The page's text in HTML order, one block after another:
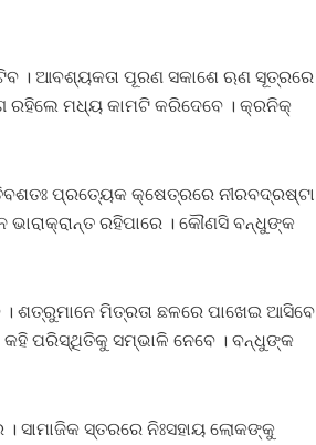
। ଆବଶ୍ୟକତା ପୂରଣ ସକାଶେ ଋଣ ସୂତ୍ରରେ
ରହିଲେ ମଧ୍ୟ କାମଟି କରିଦେବେ । କ୍ରନିକ୍‌
ପ୍ରତ୍ୟେକ କ୍ଷେତ୍ରରେ ନୀରବଦ୍ରଷ୍ଟା
ରହିପାରେ । କୌଣସି ବନ୍ଧୁଙ୍କ
ଶତ୍ରୁମାନେ ମିତ୍ରତା ଛଳରେ ପାଖେଇ ଆସିବେ
କହି ପରିସ୍ଥିତିକୁ ସମ୍ଭାଳି ନେବେ । ବନ୍ଧୁଙ୍କ
ସାମାଜିକ ସ୍ତରରେ ନିଃସହାୟ ଲୋକଙ୍କୁ